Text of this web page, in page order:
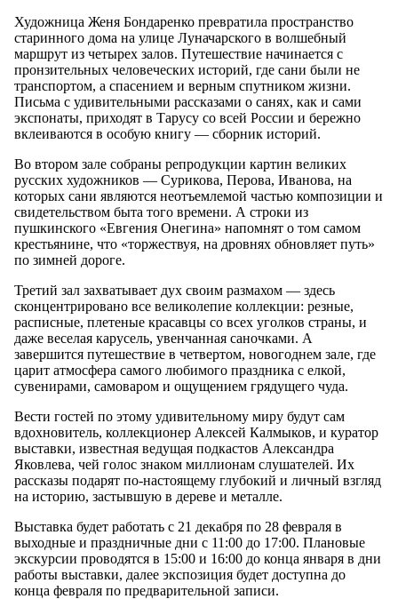
Художница Женя Бондаренко превратила пространство
старинного дома на улице Луначарского в волшебный
маршрут из четырех залов. Путешествие начинается с
пронзительных человеческих историй, где сани были не
транспортом, а спасением и верным спутником жизни.
Письма с удивительными рассказами о санях, как и сами
экспонаты, приходят в Тарусу со всей России и бережно
вклеиваются в особую книгу — сборник историй.
Во втором зале собраны репродукции картин великих
русских художников — Сурикова, Перова, Иванова, на
которых сани являются неотъемлемой частью композиции и
свидетельством быта того времени. А строки из
пушкинского «Евгения Онегина» напомнят о том самом
крестьянине, что «торжествуя, на дровнях обновляет путь»
по зимней дороге.
Третий зал захватывает дух своим размахом — здесь
сконцентрировано все великолепие коллекции: резные,
расписные, плетеные красавцы со всех уголков страны, и
даже веселая карусель, увенчанная саночками. А
завершится путешествие в четвертом, новогоднем зале, где
царит атмосфера самого любимого праздника с елкой,
сувенирами, самоваром и ощущением грядущего чуда.
Вести гостей по этому удивительному миру будут сам
вдохновитель, коллекционер Алексей Калмыков, и куратор
выставки, известная ведущая подкастов Александра
Яковлева, чей голос знаком миллионам слушателей. Их
рассказы подарят по-настоящему глубокий и личный взгляд
на историю, застывшую в дереве и металле.
Выставка будет работать с 21 декабря по 28 февраля в
выходные и праздничные дни с 11:00 до 17:00. Плановые
экскурсии проводятся в 15:00 и 16:00 до конца января в дни
работы выставки, далее экспозиция будет доступна до
конца февраля по предварительной записи.